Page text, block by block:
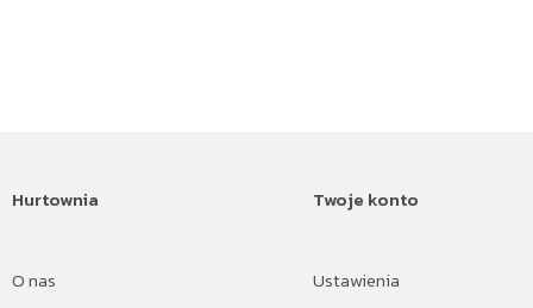
Hurtownia
O nas
Twoje konto
Ustawienia